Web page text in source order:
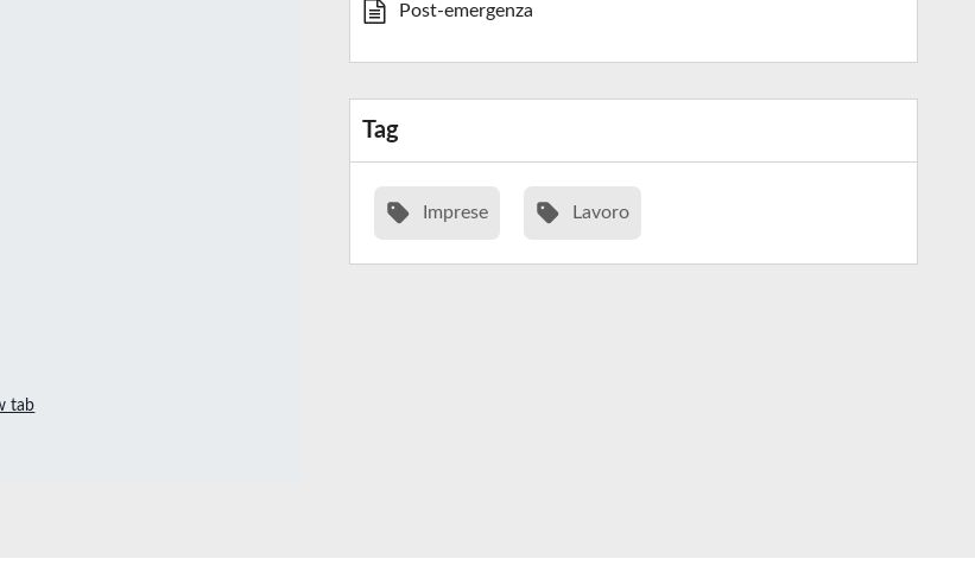
tab
Post-emergenza
Tag
Imprese Lavoro